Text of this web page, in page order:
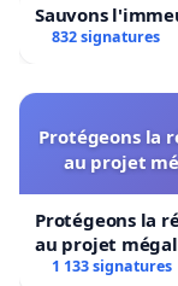
Sauvons
832 signatures
Protégeons la
au projet
Protégeons la
au projet
1 133 signatures